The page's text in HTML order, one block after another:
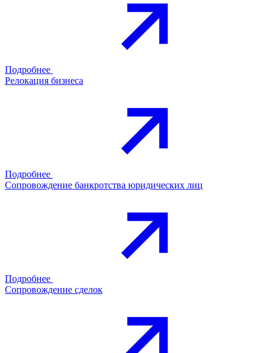
Подробнее
Релокация бизнеса
Подробнее
Сопровождение банкротства юридических лиц
Подробнее
Сопровождение сделок